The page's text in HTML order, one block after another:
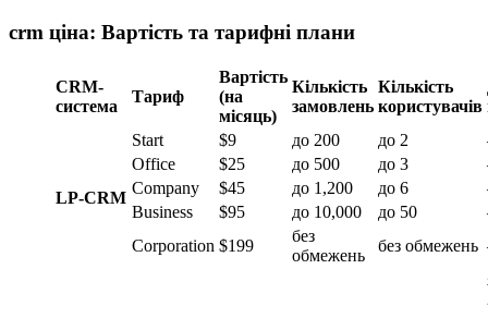
crm ціна: Вартість та тарифні плани
CRM-
система
Тариф
Вартість
(на
місяць)
Кількість
замовлень
Кількість
користувачів
LP-CRM
Start $9 до 200 до 2
Office
$25 до 500 до 3
Company
$45 до 1,200 до 6
Business
$95 до 10,000 до 50
Corporation $199
без
обмежень
без обмежень